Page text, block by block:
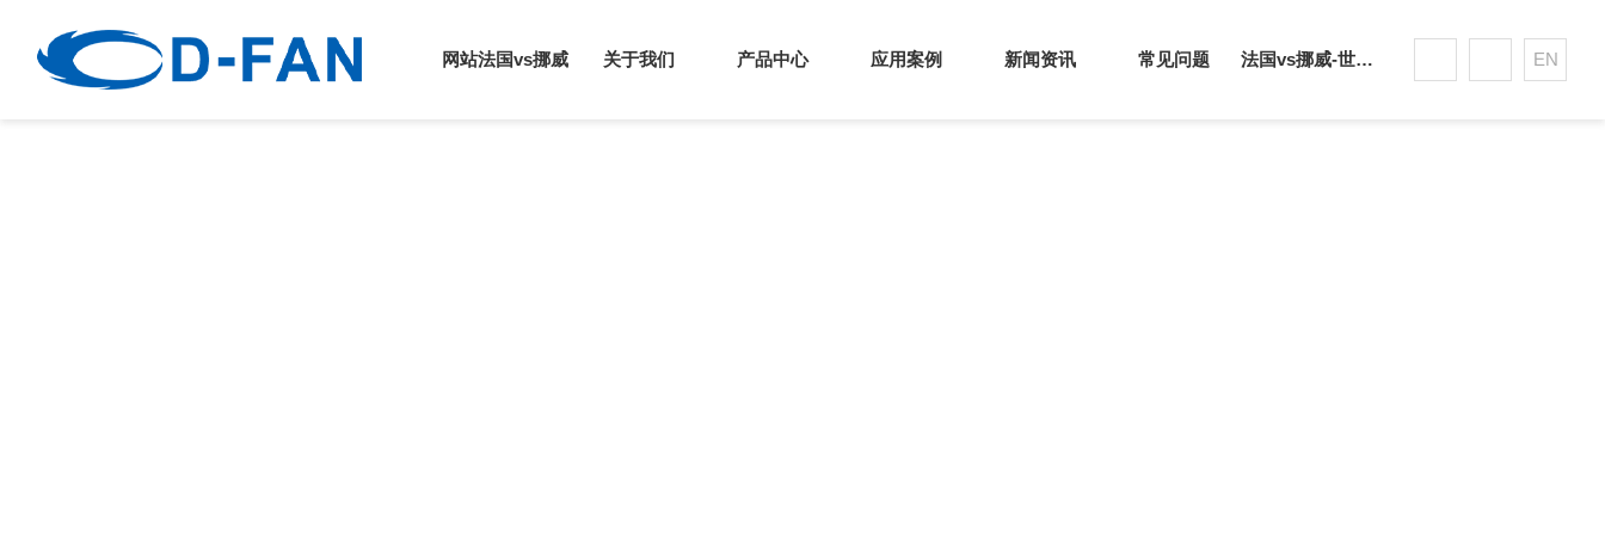
网站法国vs挪威 关于我们 产品中心 应用案例 新闻资讯 常见问题 法国vs挪威-世界杯赛事平台 EN